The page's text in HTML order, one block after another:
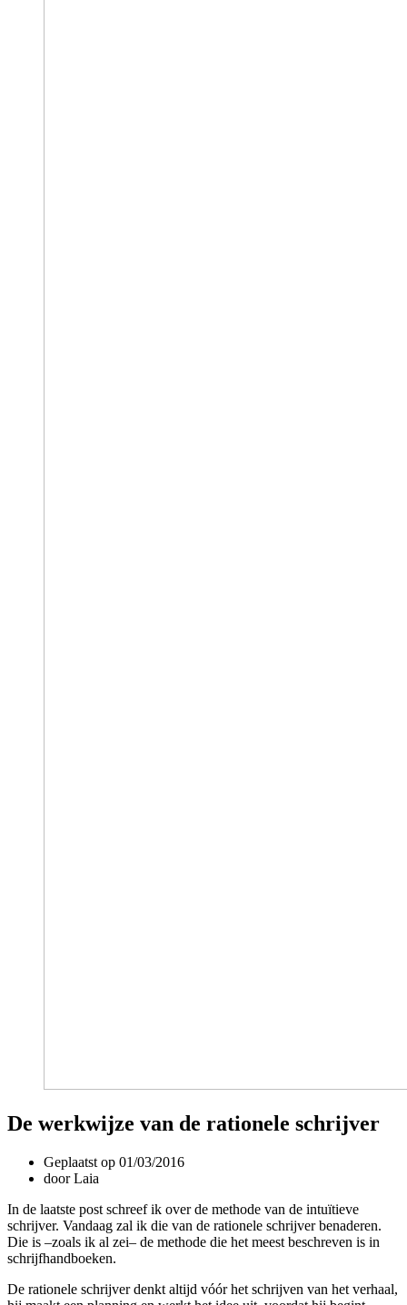
De werkwijze van de rationele schrijver
Geplaatst op 01/03/2016
doorLaia
In de laatste post schreef ik over de methode van de intuïtieve
schrijver. Vandaag zal ik die van de rationele schrijver benaderen.
Die is –zoals ik al zei– de methode die het meest beschreven is in
schrijfhandboeken.
De rationele schrijver denkt altijd vóór het schrijven van het verhaal,